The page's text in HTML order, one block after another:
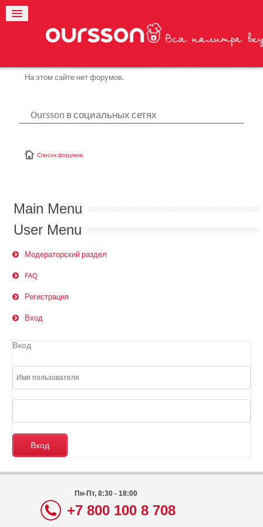
На этом сайте нет форумов.
Oursson в социальных сетях
Список форумов
Main Menu
User Menu
Модераторский раздел
FAQ
Регистрация
Вход
Вход
Пн-Пт, 8:30 - 18:00
+7 800 100 8 708